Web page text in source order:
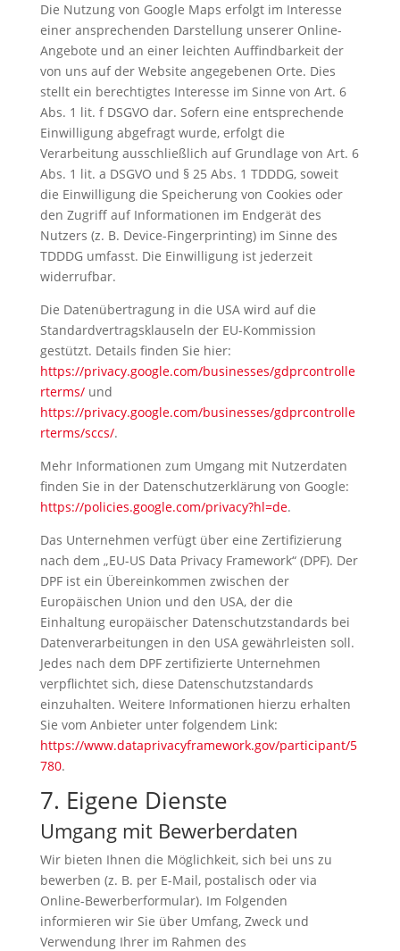
Die Nutzung von Google Maps erfolgt im Interesse
einer ansprechenden Darstellung unserer Online-
Angebote und an einer leichten Auffindbarkeit der
von uns auf der Website angegebenen Orte. Dies
stellt ein berechtigtes Interesse im Sinne von Art. 6
Abs. 1 lit. f DSGVO dar. Sofern eine entsprechende
Einwilligung abgefragt wurde, erfolgt die
Verarbeitung ausschließlich auf Grundlage von Art. 6
Abs. 1 lit. a DSGVO und § 25 Abs. 1 TDDDG, soweit
die Einwilligung die Speicherung von Cookies oder
den Zugriff auf Informationen im Endgerät des
Nutzers (z. B. Device-Fingerprinting) im Sinne des
TDDDG umfasst. Die Einwilligung ist jederzeit
widerrufbar.
Die Datenübertragung in die USA wird auf die
Standardvertragsklauseln der EU-Kommission
gestützt. Details finden Sie hier:
https://privacy.google.com/businesses/gdprcontrolle
rterms/und
https://privacy.google.com/businesses/gdprcontrolle
rterms/sccs/.
Mehr Informationen zum Umgang mit Nutzerdaten
finden Sie in der Datenschutzerklärung von Google:
https://policies.google.com/privacy?hl=de.
Das Unternehmen verfügt über eine Zertifizierung
nach dem „EU-US Data Privacy Framework“ (DPF). Der
DPF ist ein Übereinkommen zwischen der
Europäischen Union und den USA, der die
Einhaltung europäischer Datenschutzstandards bei
Datenverarbeitungen in den USA gewährleisten soll.
Jedes nach dem DPF zertifizierte Unternehmen
verpflichtet sich, diese Datenschutzstandards
einzuhalten. Weitere Informationen hierzu erhalten
Sie vom Anbieter unter folgendem Link:
https://www.dataprivacyframework.gov/participant/5
780.
7. Eigene Dienste
Umgang mit Bewerberdaten
Wir bieten Ihnen die Möglichkeit, sich bei uns zu
bewerben (z. B. per E-Mail, postalisch oder via
Online-Bewerberformular). Im Folgenden
informieren wir Sie über Umfang, Zweck und
Verwendung Ihrer im Rahmen des